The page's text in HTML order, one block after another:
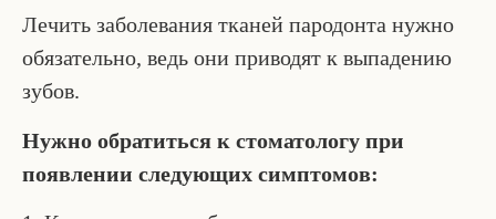
Лечить заболевания тканей пародонта нужно
обязательно, ведь они приводят к выпадению
зубов.
Нужно обратиться к стоматологу при
появлении следующих симптомов: